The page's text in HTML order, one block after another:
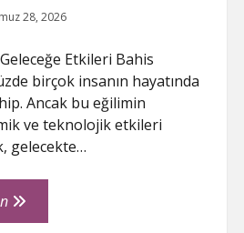
28, 2026
Etkileri Bahis
birçok insanın hayatında
Ancak bu eğilimin
ve teknolojik etkileri
gelecekte…
Bahis
Oynamanin